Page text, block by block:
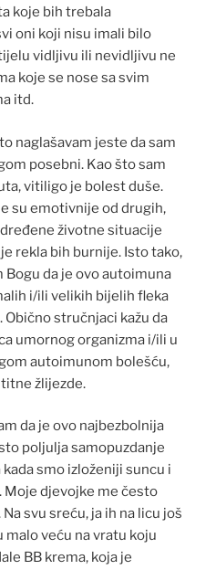
koje bih trebala
oni koji nisu imali bilo
vidljivu ili nevidljivu ne
koje se nose sa svim
itd.
naglašavam jeste da sam
posebni. Kao što sam
vitiligo je bolest duše.
su emotivnije od drugih,
životne situacije
rekla bih burnije. Isto tako,
Bogu da je ovo autoimuna
i/ili velikih bijelih fleka
stručnjaci kažu da
umornog organizma i/ili u
autoimunom bolešću,
žlijezde.
da je ovo najbezbolnija
poljulja samopuzdanje
smo izloženiji suncu i
Moje djevojke me često
svu sreću, ja ih na licu još
veću na vratu koju
BB krema, koja je